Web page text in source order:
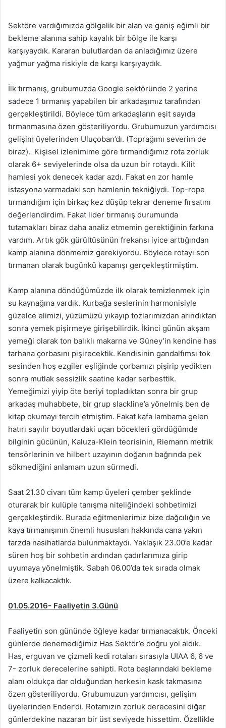
Sektöre vardığımızda gölgelik bir alan ve geniş eğimli bir
bekleme alanına sahip kayalık bir bölge ile karşı
karşıyaydık. Kararan bulutlardan da anladığımız üzere
yağmur yağma riskiyle de karşı karşıyaydık.
İlk tırmanış, grubumuzda Google sektöründe 2 yerine
sadece 1 tırmanış yapabilen bir arkadaşımız tarafından
gerçekleştirildi. Böylece tüm arkadaşların eşit sayıda
tırmanmasına özen gösteriliyordu. Grubumuzun yardımcısı
gelişim üyelerinden Uluçoban’dı. (Toprağımı severim de
biraz). Kişisel izlenimime göre tırmandığımız rota zorluk
olarak 6+ seviyelerinde olsa da uzun bir rotaydı. Kilit
hamlesi yok denecek kadar azdı. Fakat en zor hamle
istasyona varmadaki son hamlenin tekniğiydi. Top-rope
tırmandığım için birkaç kez düşüp tekrar deneme fırsatını
değerlendirdim. Fakat lider tırmanış durumunda
tutamakları biraz daha analiz etmemin gerektiğinin farkına
vardım. Artık gök gürültüsünün frekansı iyice arttığından
kamp alanına dönmemiz gerekiyordu. Böylece rotayı son
tırmanan olarak bugünkü kapanışı gerçekleştirmiştim.
Kamp alanına döndüğümüzde ilk olarak temizlenmek için
su kaynağına vardık. Kurbağa seslerinin harmonisiyle
güzelce elimizi, yüzümüzü yıkayıp tozlarımızdan arındıktan
sonra yemek pişirmeye girişebilirdik. İkinci günün akşam
yemeği olarak ton balıklı makarna ve Güney’in kendine has
tarhana çorbasını pişirecektik. Kendisinin gandalfımsı tok
sesinden hoş ezgiler eşliğinde çorbamızı pişirip yedikten
sonra mutlak sessizlik saatine kadar serbesttik.
Yemeğimizi yiyip öte beriyi topladıktan sonra bir grup
arkadaş muhabbete, bir grup slackline’a yönelmiş ben de
kitap okumayı tercih etmiştim. Fakat kafa lambama gelen
hatırı sayılır boyutlardaki uçan böcekleri gördüğümde
bilginin gücünün, Kaluza-Klein teorisinin, Riemann metrik
tensörlerinin ve hilbert uzayının doğanın bağrında pek
sökmediğini anlamam uzun sürmedi.
Saat 21.30 civarı tüm kamp üyeleri çember şeklinde
oturarak bir kulüple tanışma niteliğindeki sohbetimizi
gerçekleştirdik. Burada eğitmenlerimiz bize dağcılığın ve
kaya tırmanışının önemli hususları hakkında cana yakın
tarzda nasihatlarda bulunmaktaydı. Yaklaşık 23.00’e kadar
süren hoş bir sohbetin ardından çadırlarımıza girip
uyumaya yönelmiştik. Sabah 06.00’da tek sırada olmak
üzere kalkacaktık.
01.05.2016- Faaliyetin 3.Günü
Faaliyetin son gününde öğleye kadar tırmanacaktık. Önceki
günlerde denemediğimiz Has Sektör’e doğru yol aldık.
Has, erguvan ve çizmeli kedi rotaları sırasıyla UIAA 6, 6 ve
7- zorluk derecelerine sahipti. Rota başlarındaki bekleme
alanı oldukça dar olduğundan herkesin kask takmasına
özen gösteriliyordu. Grubumuzun yardımcısı, gelişim
üyelerinden Ender’di. Rotamızın zorluk derecesini diğer
günlerdekine nazaran bir üst seviyede hissettim. Özellikle